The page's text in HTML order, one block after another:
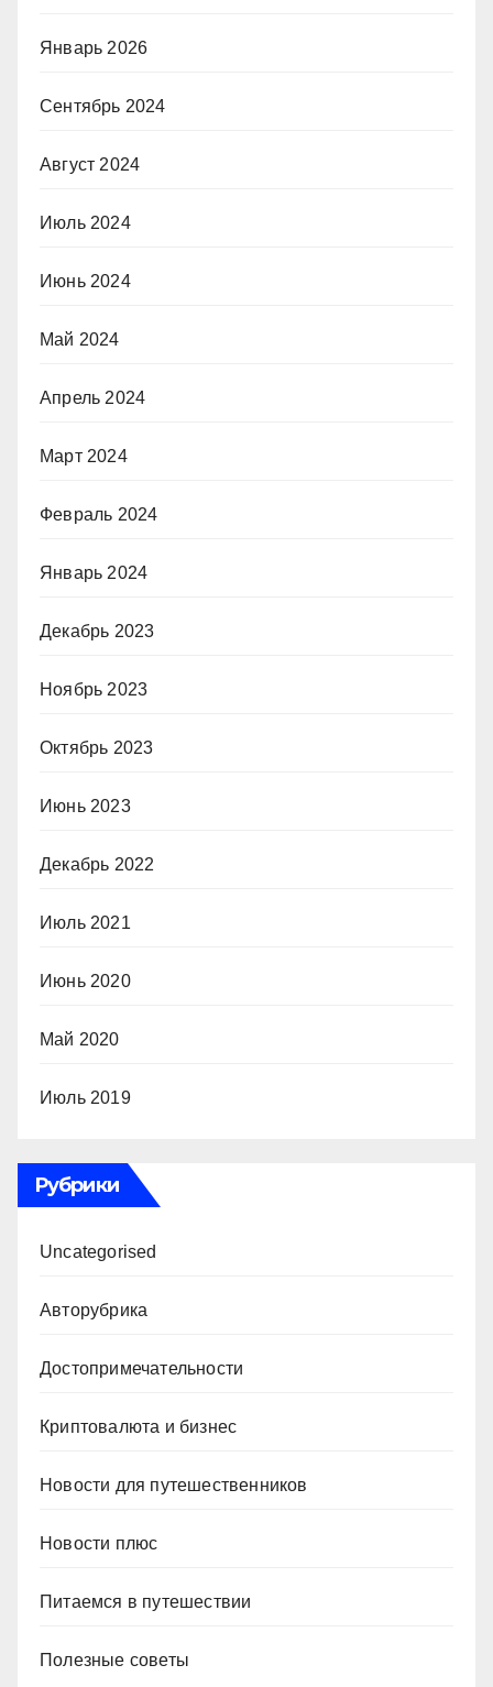
Январь 2026
Сентябрь 2024
Август 2024
Июль 2024
Июнь 2024
Май 2024
Апрель 2024
Март 2024
Февраль 2024
Январь 2024
Декабрь 2023
Ноябрь 2023
Октябрь 2023
Июнь 2023
Декабрь 2022
Июль 2021
Июнь 2020
Май 2020
Июль 2019
Рубрики
Uncategorised
Авторубрика
Достопримечательности
Криптовалюта и бизнес
Новости для путешественников
Новости плюс
Питаемся в путешествии
Полезные советы